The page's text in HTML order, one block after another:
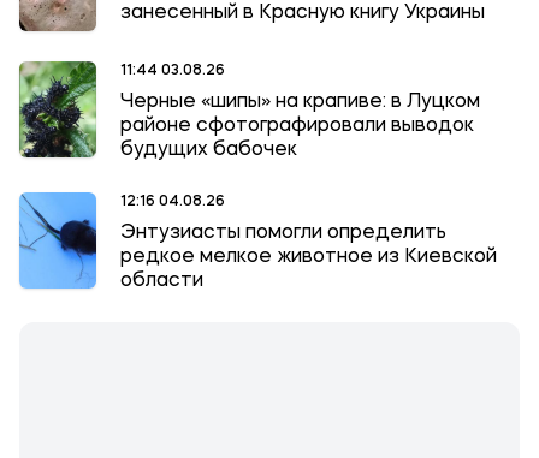
занесенный в Красную книгу Украины
11:44 03.08.26
Черные «шипы» на крапиве: в Луцком
районе сфотографировали выводок
будущих бабочек
12:16 04.08.26
Энтузиасты помогли определить
редкое мелкое животное из Киевской
области